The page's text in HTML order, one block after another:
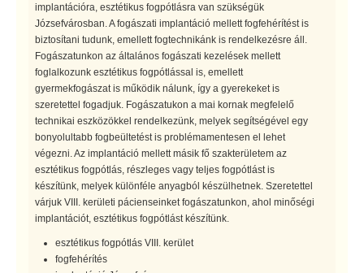
implantációra, esztétikus fogpótlásra van szükségük
Józsefvárosban. A fogászati implantáció mellett fogfehérítést is
biztosítani tudunk, emellett fogtechnikánk is rendelkezésre áll.
Fogászatunkon az általános fogászati kezelések mellett
foglalkozunk esztétikus fogpótlással is, emellett
gyermekfogászat is működik nálunk, így a gyerekeket is
szeretettel fogadjuk. Fogászatukon a mai kornak megfelelő
technikai eszközökkel rendelkezünk, melyek segítségével egy
bonyolultabb fogbeültetést is problémamentesen el lehet
végezni. Az implantáció mellett másik fő szakterületem az
esztétikus fogpótlás, részleges vagy teljes fogpótlást is
készítünk, melyek különféle anyagból készülhetnek. Szeretettel
várjuk VIII. kerületi pácienseinket fogászatunkon, ahol minőségi
implantációt, esztétikus fogpótlást készítünk.
esztétikus fogpótlás VIII. kerület
fogfehérítés